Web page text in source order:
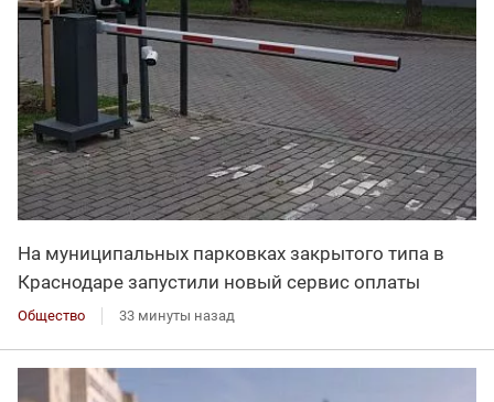
На муниципальных парковках закрытого типа в
Краснодаре запустили новый сервис оплаты
Общество 33 минуты назад